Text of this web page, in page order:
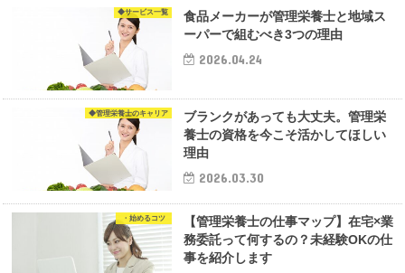
◆サービス一覧
食品メーカーが管理栄養士と地域ス
ーパーで組むべき3つの理由
2026.04.24
◆管理栄養士のキャリア
ブランクがあっても大丈夫。管理栄
養士の資格を今こそ活かしてほしい
理由
2026.03.30
・始めるコツ
【管理栄養士の仕事マップ】在宅×業
務委託って何するの？未経験OKの仕
事を紹介します